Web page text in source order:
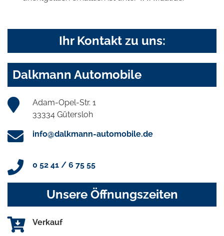
Ihr Kontakt zu uns:
Dalkmann Automobile
Adam-Opel-Str. 1
33334 Gütersloh
info@dalkmann-automobile.de
0 52 41 / 6 75 55
Unsere Öffnungszeiten
Verkauf